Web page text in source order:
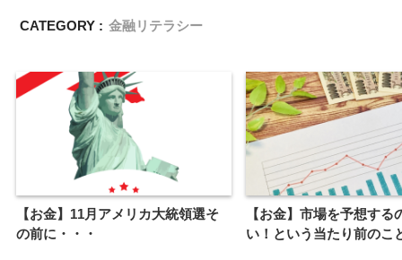
CATEGORY : 金融リテラシー
【お金】11月アメリカ大統領選そ
の前に・・・
【お金】市場を予想する
い！という当たり前のこ